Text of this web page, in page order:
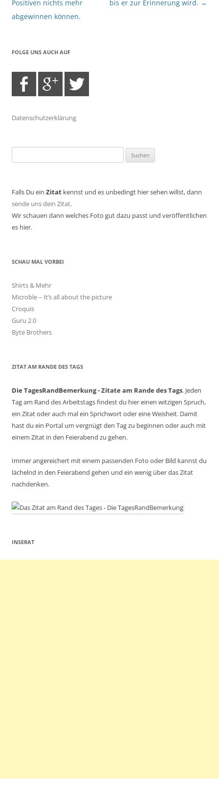
Positiven nichts mehr
abgewinnen können.
bis er zur Erinnerung wird. →
FOLGE UNS AUCH AUF
Datenschutzerklärung
nach:
Falls Du ein Zitat kennst und es unbedingt hier sehen willst, dann
sende uns dein Zitat.
Wir schauen dann welches Foto gut dazu passt und veröffentlichen
es hier.
SCHAU MAL VORBEI
Shirts & Mehr
Microble – It’s all about the picture
Croquis
Guru 2.0
Byte Brothers
ZITAT AM RANDE DES TAGS
Die TagesRandBemerkung - Zitate am Rande des Tags. Jeden
Tag am Rand des Arbeitstags findest du hier einen witzigen Spruch,
ein Zitat oder auch mal ein Sprichwort oder eine Weisheit. Damit
hast du ein Portal um vergnügt den Tag zu beginnen oder auch mit
einem Zitat in den Feierabend zu gehen.
Immer angereichert mit einem passenden Foto oder Bild kannst du
lächelnd in den Feierabend gehen und ein wenig über das Zitat
nachdenken.
INSERAT